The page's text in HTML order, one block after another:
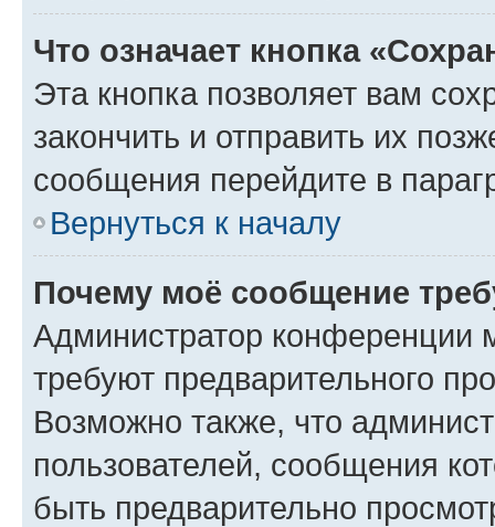
Что означает кнопка
Эта кнопка позволяет вам
закончить и отправить их
сообщения перейдите в
Вернуться к началу
Почему моё сообщение
Администратор конференции
требуют предварительного
Возможно также, что
пользователей, сообщения
быть предварительно